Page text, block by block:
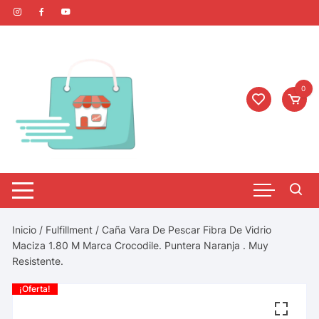
0
Inicio / Fulfillment / Caña Vara De Pescar Fibra De Vidrio
Maciza 1.80 M Marca Crocodile. Puntera Naranja . Muy
Resistente.
¡Oferta!